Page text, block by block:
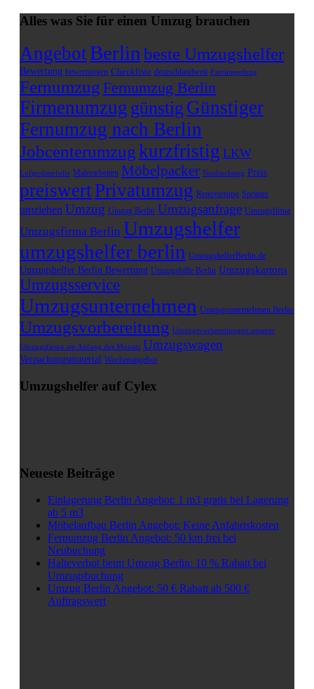
Alles was Sie für einen Umzug brauchen
AngebotBerlinbeste Umzugshelfer
Bewertung bewertungen Checkliste deutschlandweit Entrümpelung
Fernumzug Fernumzug Berlin
Firmenumzug günstig Günstiger
Fernumzug nach Berlin
Jobcenterumzugkurzfristig LKW
Luftpolsterfolie Malerarbeiten Möbelpacker Neubuchung Preis
preiswertPrivatumzug Renovierung Sprinter
umziehen Umzug Umzug Berlin Umzugsanfrage Umzugsfirma
Umzugsfirma Berlin Umzugshelfer
umzugshelfer berlin UmzugshelferBerlin.de
Umzugshelfer Berlin Bewertung Umzugshilfe Berlin Umzugskartons
Umzugsservice
Umzugsunternehmen Umzugsunternehmen Berlin
Umzugsvorbereitung Umzugsvorbereitungen unserer
Umzugsfirma am Anfang des Monats Umzugswagen
Verpackungsmaterial Wochenangebot
Umzugshelfer auf Cylex
Neueste Beiträge
Einlagerung Berlin Angebot: 1 m3 gratis bei Lagerung
ab 5 m3
Möbelaufbau Berlin Angebot: Keine Anfahrtskosten
Fernumzug Berlin Angebot: 50 km frei bei
Neubuchung
Halteverbot beim Umzug Berlin: 10 % Rabatt bei
Umzugsbuchung
Umzug Berlin Angebot: 50 € Rabatt ab 500 €
Auftragswert